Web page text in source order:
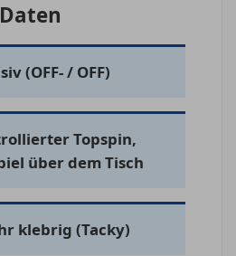
(OFF- / OFF)
Topspin,
über dem Tisch
klebrig (Tacky)